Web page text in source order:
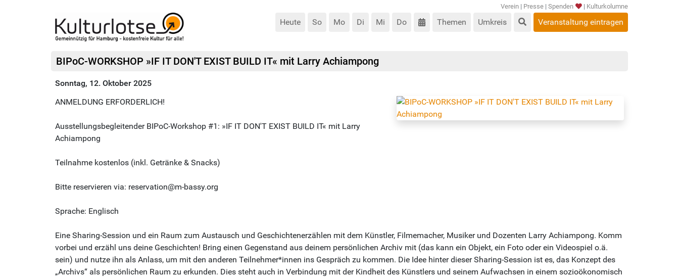
Verein | Presse | Spenden | Kulturkolumne
Heute So Mo Di Mi Do Themen Umkreis Veranstaltung eintragen
BIPoC-WORKSHOP »IF IT DON'T EXIST BUILD IT« mit Larry Achiampong
Sonntag, 12. Oktober 2025
ANMELDUNG ERFORDERLICH!
Ausstellungsbegleitender BIPoC-Workshop #1: »IF IT DON'T EXIST BUILD IT« mit Larry
Achiampong
Teilnahme kostenlos (inkl. Getränke & Snacks)
Bitte reservieren via: reservation@m-bassy.org
Sprache: Englisch
Eine Sharing-Session und ein Raum zum Austausch und Geschichtenerzählen mit dem Künstler, Filmemacher, Musiker und Dozenten Larry Achiampong. Komm
vorbei und erzähl uns deine Geschichten! Bring einen Gegenstand aus deinem persönlichen Archiv mit (das kann ein Objekt, ein Foto oder ein Videospiel o.ä.
sein) und nutze ihn als Anlass, um mit den anderen Teilnehmer*innen ins Gespräch zu kommen. Die Idee hinter dieser Sharing-Session ist es, das Konzept des
„Archivs“ als persönlichen Raum zu erkunden. Dies steht auch in Verbindung mit der Kindheit des Künstlers und seinem Aufwachsen in einem sozioökonomisch